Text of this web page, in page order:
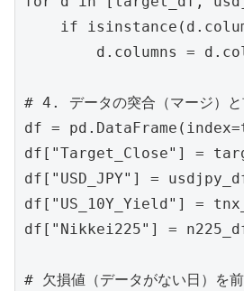
if
d.columns =
# 4. データの突合（マージ）と
df =
df["Target_Close"] =
df["USD_JPY"] =
df["US_10Y_Yield"] =
df["Nikkei225"] =
# 欠損値（データがない日）を